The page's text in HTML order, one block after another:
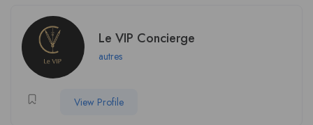
Le VIP Concierge
autres
View Profile